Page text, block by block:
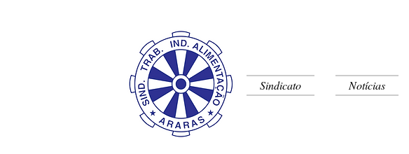
Sindicato Notícias